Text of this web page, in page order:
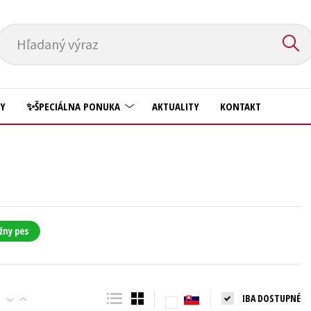
Hľadaný výraz
Kuchárske knihy
New Adult
Obchod a ekonómia
Prírodné vedy
✨ŠPECIÁLNA PONUKA AKTUALITY KONTAKT
pes
IBA DOSTUPNÉ